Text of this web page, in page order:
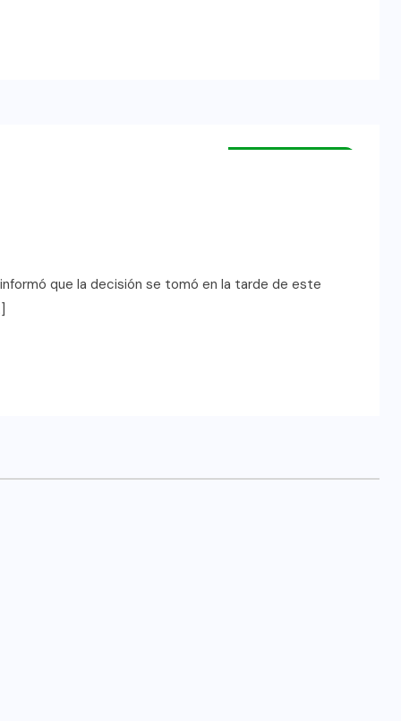
que la decisión se tomó en la tarde de este